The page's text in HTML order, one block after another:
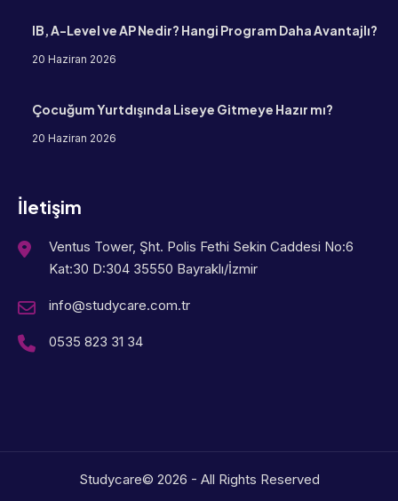
IB, A-Level ve AP Nedir? Hangi Program Daha Avantajlı?
20 Haziran 2026
Çocuğum Yurtdışında Liseye Gitmeye Hazır mı?
20 Haziran 2026
İletişim
Ventus Tower, Şht. Polis Fethi Sekin Caddesi No:6
Kat:30 D:304 35550 Bayraklı/İzmir
info@studycare.com.tr
0535 823 31 34
Studycare© 2026 - All Rights Reserved